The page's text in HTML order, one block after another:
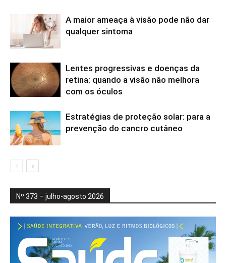
A maior ameaça à visão pode não dar
qualquer sintoma
Lentes progressivas e doenças da
retina: quando a visão não melhora
com os óculos
Estratégias de proteção solar: para a
prevenção do cancro cutâneo
Nº 373 – julho-agosto 2026